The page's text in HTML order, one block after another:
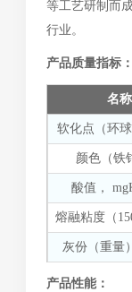
等工艺研制而
行业。
产品质量指标：
名称
软化点（环球
颜色（铁
酸值，
熔融粘度（
灰份（重量
产品性能：